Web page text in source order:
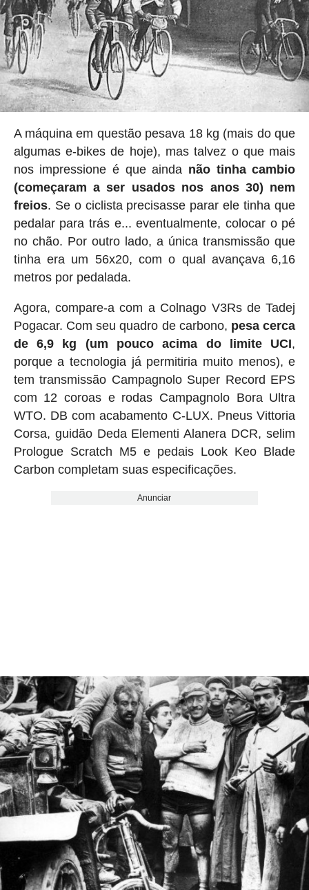
A máquina em questão pesava 18 kg (mais do que
algumas e-bikes de hoje), mas talvez o que mais
nos impressione é que ainda não tinha cambio
(começaram a ser usados nos anos 30) nem
freios. Se o ciclista precisasse parar ele tinha que
pedalar para trás e... eventualmente, colocar o pé
no chão. Por outro lado, a única transmissão que
tinha era um 56x20, com o qual avançava 6,16
metros por pedalada.
Agora, compare-a com a Colnago V3Rs de Tadej
Pogacar. Com seu quadro de carbono, pesa cerca
de 6,9 ​​kg (um pouco acima do limite UCI,
porque a tecnologia já permitiria muito menos), e
tem transmissão Campagnolo Super Record EPS
com 12 coroas e rodas Campagnolo Bora Ultra
WTO. DB com acabamento C-LUX. Pneus Vittoria
Corsa, guidão Deda Elementi Alanera DCR, selim
Prologue Scratch M5 e pedais Look Keo Blade
Carbon completam suas especificações.
Anunciar